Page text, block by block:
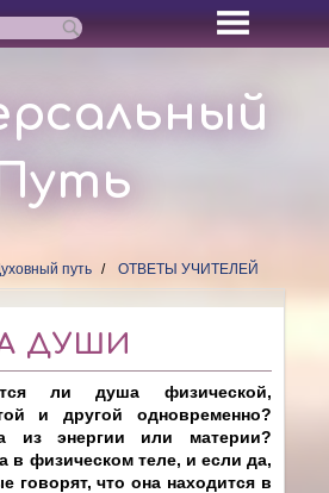
Путь
путь ОТВЕТЫ УЧИТЕЛЕЙ
ДУШИ
ли душа физической,
и другой одновременно?
из энергии или материи?
в физическом теле, и если да,
говорят, что она находится в